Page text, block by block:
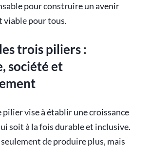
pour construire un avenir
viable pour tous.
trois piliers :
société et
pilier vise à établir une croissance
soit à la fois durable et inclusive.
de produire plus, mais